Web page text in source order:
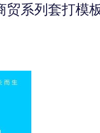
系列套打模